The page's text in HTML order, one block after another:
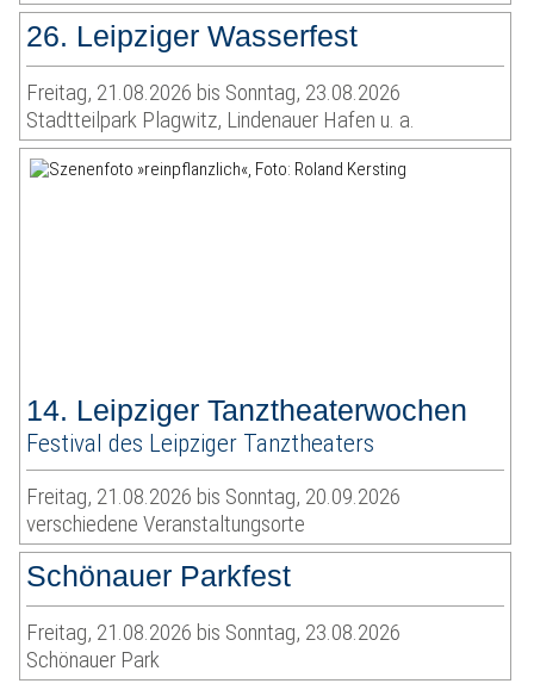
26. Leipziger Wasserfest
Freitag, 21.08.2026 bis Sonntag, 23.08.2026
Stadtteilpark Plagwitz, Lindenauer Hafen u. a.
14. Leipziger Tanztheaterwochen
Festival des Leipziger Tanztheaters
Freitag, 21.08.2026 bis Sonntag, 20.09.2026
verschiedene Veranstaltungsorte
Schönauer Parkfest
Freitag, 21.08.2026 bis Sonntag, 23.08.2026
Schönauer Park